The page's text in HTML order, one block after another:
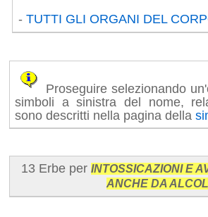
-TUTTI GLI ORGANI DEL
Proseguire selezionando
simboli a sinistra del nome,
sono descritti nella pagina della
13 Erbe perINTOSSICAZIONI E
ANCHE DA ALCOL